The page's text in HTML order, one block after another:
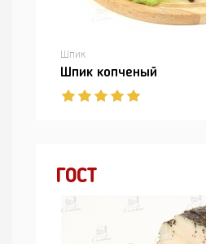
Шпик
Шпик копченый
ГОСТ